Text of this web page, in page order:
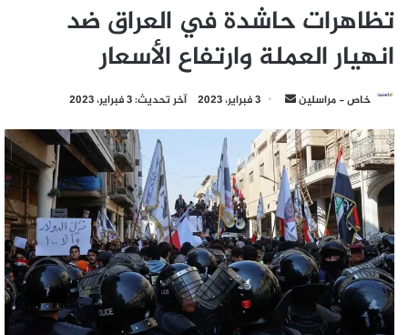
تظاهرات حاشدة في العراق ضد
انهيار العملة وارتفاع الأسعار
خاص - مراسلين
أرسل
إلكترونيا
3 فبراير، 2023 آخر تحديث: 3 فبراير، 2023